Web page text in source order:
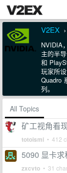
V2EX ›
NVIDIA
主的半
和
玩家所
Quadro
列。
All Topics
矿工视角看
totoismi • 412
5090 显卡求
zxcvto • 31